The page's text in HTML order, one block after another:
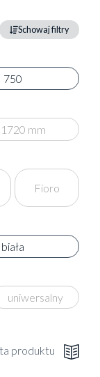
Schowaj filtry
750
1720 mm
Fioro
biała
uniwersalny
produktu